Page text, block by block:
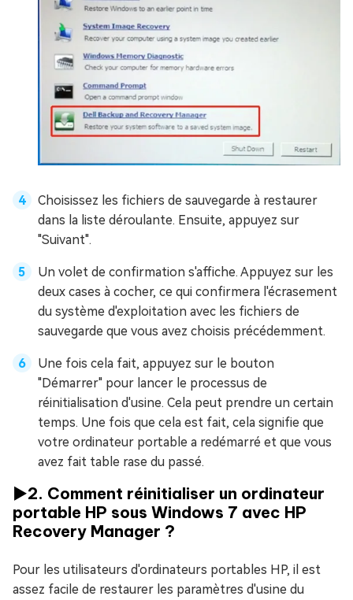
Choisissez les fichiers de sauvegarde à restaurer
dans la liste déroulante. Ensuite, appuyez sur
"Suivant".
Un volet de confirmation s'affiche. Appuyez sur les
deux cases à cocher, ce qui confirmera l'écrasement
du système d'exploitation avec les fichiers de
sauvegarde que vous avez choisis précédemment.
Une fois cela fait, appuyez sur le bouton
"Démarrer" pour lancer le processus de
réinitialisation d'usine. Cela peut prendre un certain
temps. Une fois que cela est fait, cela signifie que
votre ordinateur portable a redémarré et que vous
avez fait table rase du passé.
▶️2. Comment réinitialiser un ordinateur
portable HP sous Windows 7 avec HP
Recovery Manager ?
Pour les utilisateurs d'ordinateurs portables HP, il est
assez facile de restaurer les paramètres d'usine du